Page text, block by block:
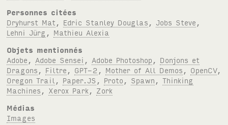
Personnes citées
Dryhurst Mat
Edric Stanley Douglas Jobs Steve
Lehni Jürg
Mathieu Alexia
Objets mentionnés
Adobe
Adobe Sensei Adobe Photoshop
Donjons et
Dragons
Filtre GPT-2 Mother of All Demos OpenCV,
Oregon Trail
Paper.JS Proto Spawn ,Thinking
Machines
Xerox Park
Zork
Médias
Images